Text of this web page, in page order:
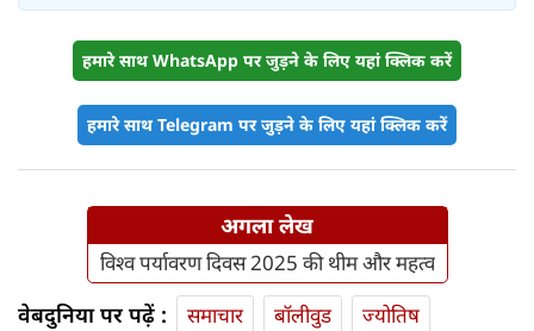
हमारे साथ WhatsApp पर जुड़ने के लिए यहां क्लिक करें
हमारे साथ Telegram पर जुड़ने के लिए यहां क्लिक करें
अगला लेख
विश्व पर्यावरण दिवस 2025 की थीम और महत्व
वेबदुनिया पर पढ़ें : समाचार बॉलीवुड
ज्योतिष